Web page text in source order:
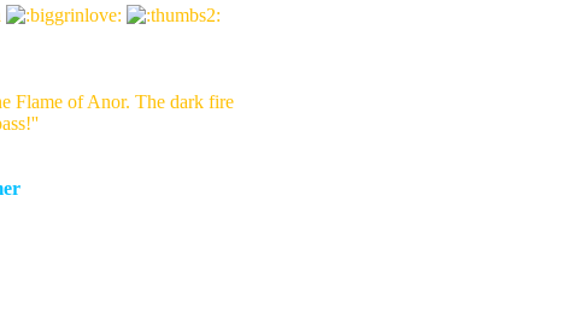
Flame of Anor. The dark fire